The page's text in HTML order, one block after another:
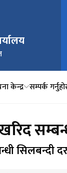
केन्द्र सम्पर्क
सिलबन्दी